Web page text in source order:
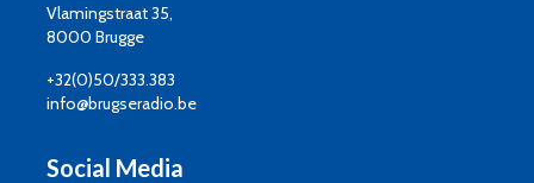
Vlamingstraat 35,
8000 Brugge
+32(0)50/333.383
info@brugseradio.be
Social Media